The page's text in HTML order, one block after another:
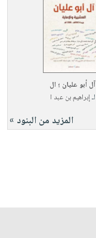
آل أبو عليان ؛ ال
لـإبراهيم بن عبد ا
المزيد من البنود »